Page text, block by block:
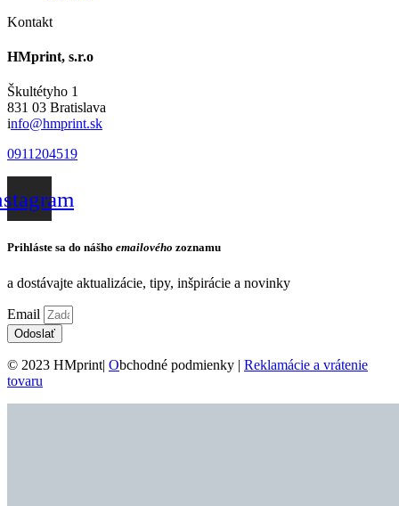
Kontakt
HMprint, s.r.o
Škultétyho 1
831 03 Bratislava
info@hmprint.sk
0911204519
Prihláste sa do nášho emailového zoznamu
a dostávajte aktualizácie, tipy, inšpirácie a novinky
Email
Odoslať
© 2023 HMprint| Obchodné podmienky | Reklamácie a vrátenie
tovaru